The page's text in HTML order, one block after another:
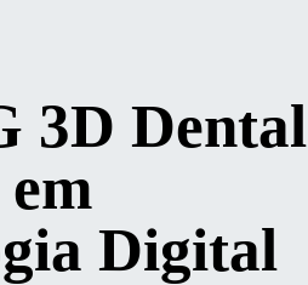
3D Dental
Digital